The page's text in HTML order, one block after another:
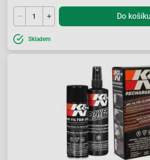
Do košíku
Skladem